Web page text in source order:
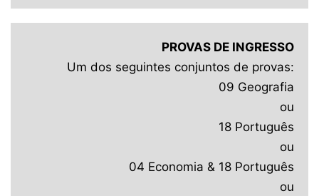
PROVAS DE INGRESSO
Um dos seguintes conjuntos de provas:
09 Geografia
ou
18 Português
ou
04 Economia & 18 Português
ou